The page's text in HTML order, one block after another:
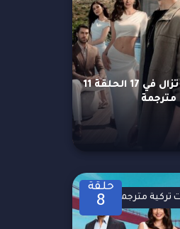
مسلسل لا تزال في 17 الحلقة 11
مترجمة
حلقة
8 مترجمة